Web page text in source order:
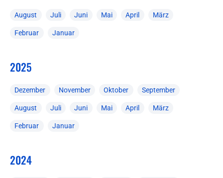
August Juli Juni Mai April März
Februar Januar
2025
Dezember November Oktober September
August Juli Juni Mai April März
Februar Januar
2024